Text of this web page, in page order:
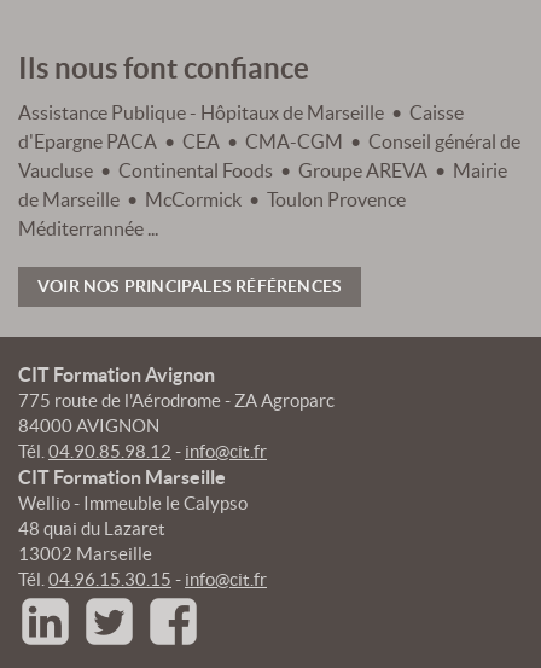
Ils nous font confiance
Assistance Publique - Hôpitaux de Marseille • Caisse
d'Epargne PACA • CEA • CMA-CGM • Conseil général de
Vaucluse • Continental Foods • Groupe AREVA • Mairie
de Marseille • McCormick • Toulon Provence
Méditerrannée ...
VOIR NOS PRINCIPALES RÉFÉRENCES
CIT Formation Avignon
775 route de l'Aérodrome - ZA Agroparc
84000 AVIGNON
Tél. 04.90.85.98.12 - info@cit.fr
CIT Formation Marseille
Wellio - Immeuble le Calypso
48 quai du Lazaret
13002 Marseille
Tél. 04.96.15.30.15 - info@cit.fr